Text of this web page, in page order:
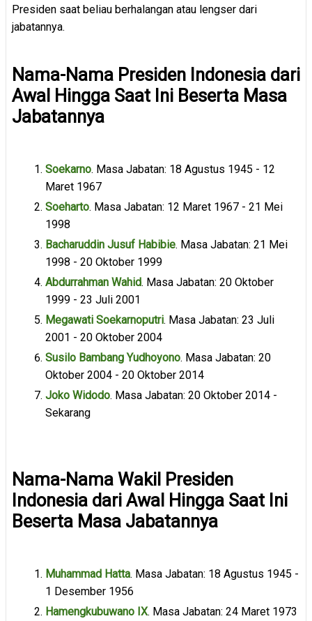
Presiden saat beliau berhalangan atau lengser dari
jabatannya.
Nama-Nama Presiden Indonesia dari
Awal Hingga Saat Ini Beserta Masa
Jabatannya
Soekarno. Masa Jabatan: 18 Agustus 1945 - 12
Maret 1967
Soeharto. Masa Jabatan: 12 Maret 1967 - 21 Mei
1998
Bacharuddin Jusuf Habibie. Masa Jabatan: 21 Mei
1998 - 20 Oktober 1999
Abdurrahman Wahid. Masa Jabatan: 20 Oktober
1999 - 23 Juli 2001
Megawati Soekarnoputri. Masa Jabatan: 23 Juli
2001 - 20 Oktober 2004
Susilo Bambang Yudhoyono. Masa Jabatan: 20
Oktober 2004 - 20 Oktober 2014
Joko Widodo. Masa Jabatan: 20 Oktober 2014 -
Sekarang
Nama-Nama Wakil Presiden
Indonesia dari Awal Hingga Saat Ini
Beserta Masa Jabatannya
Muhammad Hatta. Masa Jabatan: 18 Agustus 1945 -
1 Desember 1956
Hamengkubuwano IX. Masa Jabatan: 24 Maret 1973